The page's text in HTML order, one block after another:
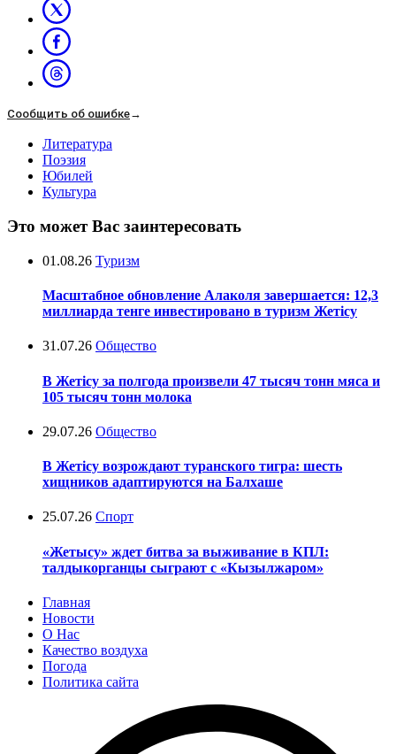
Сообщить об ошибке→
Литература
Поэзия
Юбилей
Культура
Это может Вас заинтересовать
01.08.26 Туризм
Масштабное обновление Алаколя завершается: 12,3
миллиарда тенге инвестировано в туризм Жетісу
31.07.26 Общество
В Жетісу за полгода произвели 47 тысяч тонн мяса и
105 тысяч тонн молока
29.07.26 Общество
В Жетісу возрождают туранского тигра: шесть
хищников адаптируются на Балхаше
25.07.26 Спорт
«Жетысу» ждет битва за выживание в КПЛ:
талдыкорганцы сыграют с «Кызылжаром»
Главная
Новости
О Нас
Качество воздуха
Погода
Политика сайта